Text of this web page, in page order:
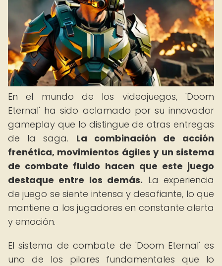
En el mundo de los videojuegos, 'Doom
Eternal' ha sido aclamado por su innovador
gameplay que lo distingue de otras entregas
de la saga. La combinación de acción
frenética, movimientos ágiles y un sistema
de combate fluido hacen que este juego
destaque entre los demás. La experiencia
de juego se siente intensa y desafiante, lo que
mantiene a los jugadores en constante alerta
y emoción.
El sistema de combate de 'Doom Eternal' es
uno de los pilares fundamentales que lo